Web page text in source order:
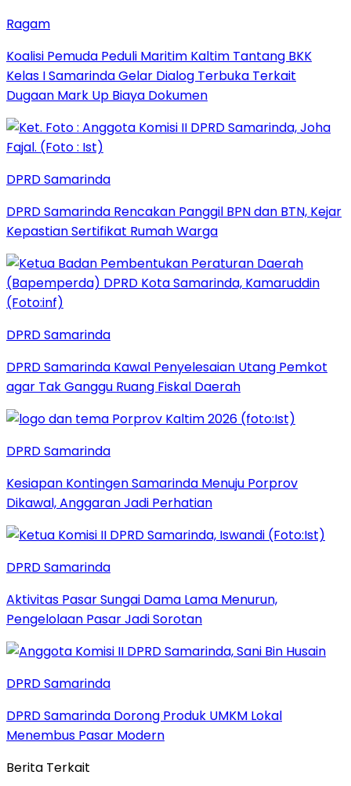
Ragam
Koalisi Pemuda Peduli Maritim Kaltim Tantang BKK
Kelas I Samarinda Gelar Dialog Terbuka Terkait
Dugaan Mark Up Biaya Dokumen
DPRD Samarinda
DPRD Samarinda Rencakan Panggil BPN dan BTN, Kejar
Kepastian Sertifikat Rumah Warga
DPRD Samarinda
DPRD Samarinda Kawal Penyelesaian Utang Pemkot
agar Tak Ganggu Ruang Fiskal Daerah
DPRD Samarinda
Kesiapan Kontingen Samarinda Menuju Porprov
Dikawal, Anggaran Jadi Perhatian
DPRD Samarinda
Aktivitas Pasar Sungai Dama Lama Menurun,
Pengelolaan Pasar Jadi Sorotan
DPRD Samarinda
DPRD Samarinda Dorong Produk UMKM Lokal
Menembus Pasar Modern
Berita Terkait